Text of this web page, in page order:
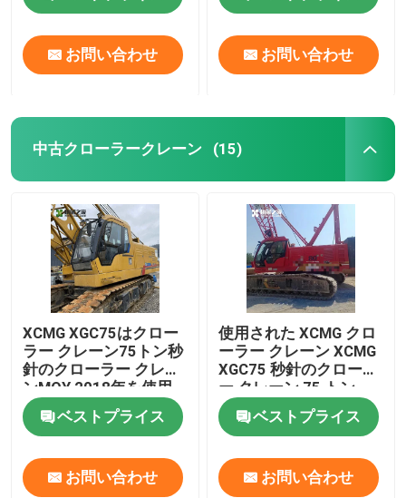
お問い合わせ お問い合わせ
中古クローラークレーン (15)
XCMG XGC75はクロー
ラー クレーン75トン秒
針のクローラー クレー
ンMOY 2018年を使用
した
ベストプライス
お問い合わせ
使用された XCMG クロ
ーラー クレーン XCMG
XGC75 秒針のクローラ
ー クレーン 75 トン
ベストプライス
お問い合わせ